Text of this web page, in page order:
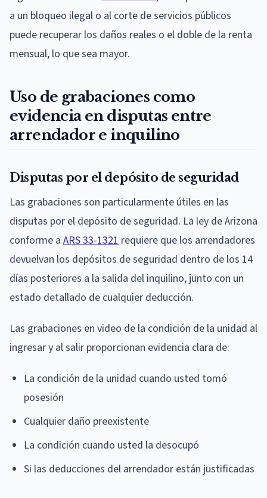
a un bloqueo ilegal o al corte de servicios públicos
puede recuperar los daños reales o el doble de la renta
mensual, lo que sea mayor.
Uso de grabaciones como
evidencia en disputas entre
arrendador e inquilino
Disputas por el depósito de seguridad
Las grabaciones son particularmente útiles en las
disputas por el depósito de seguridad. La ley de Arizona
conforme a ARS 33-1321 requiere que los arrendadores
devuelvan los depósitos de seguridad dentro de los 14
días posteriores a la salida del inquilino, junto con un
estado detallado de cualquier deducción.
Las grabaciones en video de la condición de la unidad al
ingresar y al salir proporcionan evidencia clara de:
La condición de la unidad cuando usted tomó
posesión
Cualquier daño preexistente
La condición cuando usted la desocupó
Si las deducciones del arrendador están justificadas